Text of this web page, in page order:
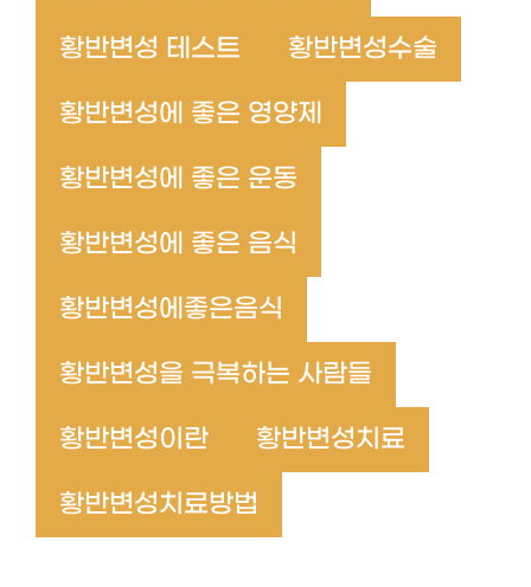
황반변성 테스트 황반변성수술
황반변성에 좋은 영양제
황반변성에 좋은 운동
황반변성에 좋은 음식
황반변성에좋은음식
황반변성을 극복하는 사람들
황반변성이란 황반변성치료
황반변성치료방법